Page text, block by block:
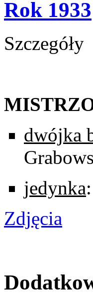
Rok 1933
Szczegóły
dwójka
jedynka
Zdjęcia